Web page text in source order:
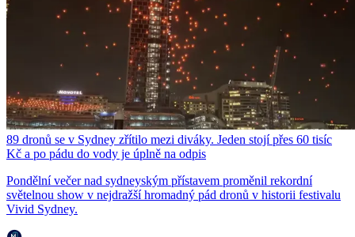
89 dronů se v Sydney zřítilo mezi diváky. Jeden stojí přes 60 tisíc
Kč a po pádu do vody je úplně na odpis
Pondělní večer nad sydneyským přístavem proměnil rekordní
světelnou show v nejdražší hromadný pád dronů v historii festivalu
Vivid Sydney.